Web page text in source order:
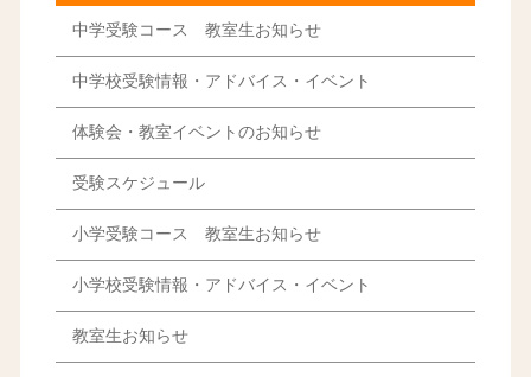
中学受験コース 教室生お知らせ
中学校受験情報・アドバイス・イベント
体験会・教室イベントのお知らせ
受験スケジュール
小学受験コース 教室生お知らせ
小学校受験情報・アドバイス・イベント
教室生お知らせ